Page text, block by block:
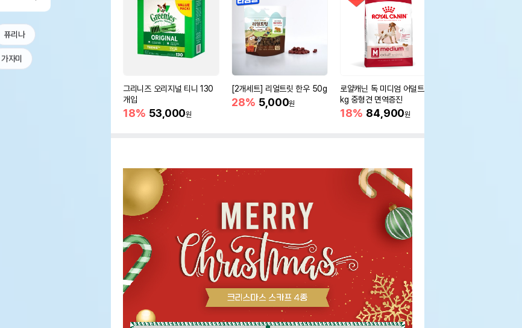
퓨리나
가자미
그리니즈 오리지널 티니 130
개입
18% 53,000원
[2개세트] 리얼트릿 한우 50g
28% 5,000원
로얄캐닌 독 미디엄 어덜트 10
kg 중형견 면역증진
18% 84,900원